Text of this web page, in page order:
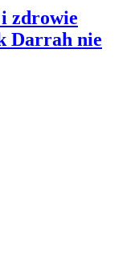
zdrowie
Darrah nie